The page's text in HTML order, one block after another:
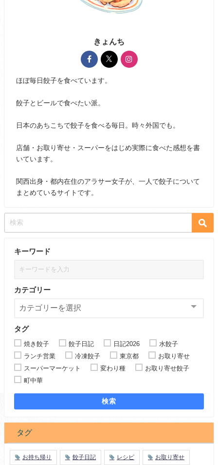
きょんち
ほぼ毎日餃子を食べています。
餃子とビールで食べたい派。
日本のあちこちで餃子を食べる毎日。時々外国でも。
店舗・お取り寄せ・スーパーをはじめ実際に食べた感想を書
いています。
関西出身・都内在住のアラサー女子が、一人で餃子について
まとめているサイトです。
キーワード
カテゴリー
タグ
焼き餃子 餃子日記 日記2026
水餃子
ランチ営業
冷凍餃子 東京都
お取り寄せ
スーパーマーケット
変わり種
お取り寄せ餃子
町中華
検索
タグ
お持ち帰り 餃子日記 レシピ お取り寄せ